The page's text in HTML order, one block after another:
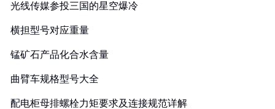
光线传媒参投三国的星空爆冷
横担型号对应重量
锰矿石产品化合水含量
曲臂车规格型号大全
配电柜母排螺栓力矩要求及连接规范详解